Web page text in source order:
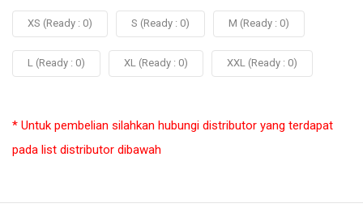
XS (Ready : 0) S (Ready : 0) M (Ready : 0)
L (Ready : 0) XL (Ready : 0) XXL (Ready : 0)
* Untuk pembelian silahkan hubungi distributor yang terdapat
pada list distributor dibawah